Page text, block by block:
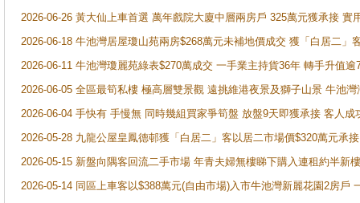
2026-06-26 黃大仙上車首選 萬年戲院大廈中層兩房戶 325萬元獲承接 實
2026-06-18 牛池灣居屋瓊山苑兩房$268萬元未補地價成交 獲「白居二」
2026-06-11 牛池灣瓊麗苑綠表$270萬成交 一手業主持貨36年 轉手升值逾
2026-06-05 全區最筍私樓 極高層雙景觀 遠挑維港夜景及獅子山景 牛池
2026-06-04 手快有 手慢無 同時幾組買家爭筍盤 放盤9天即獲承接 客人
2026-05-28 九龍公屋皇鳳德邨獲「白居二」客以居二市場價$320萬元承接
2026-05-15 新盤向隅客回流二手市場 年青夫婦無樓睇下購入連租約半新
2026-05-14 同區上車客以$388萬元(自由市場)入市牛池灣新麗花園2房戶